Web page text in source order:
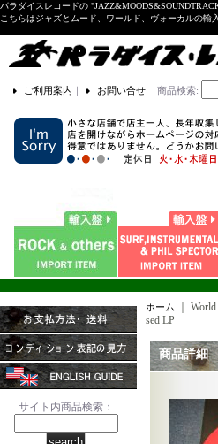
パラダイスレコードの
こちらはジャズとムード、ワールド、ヴォーカルの
ご利用案内 ｜ お問い合せ 商品検索:
サイト内商品検索：
ホーム ｜
sed LP
商品詳細